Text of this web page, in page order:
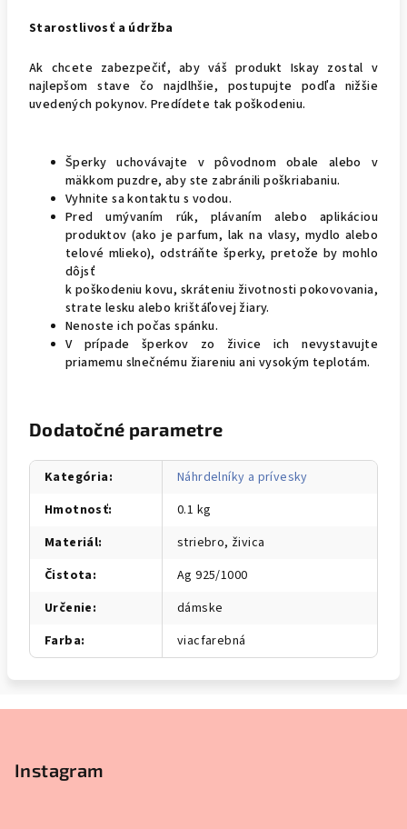
Starostlivosť a údržba
Ak chcete zabezpečiť, aby váš produkt Iskay zostal v
najlepšom stave čo najdlhšie, postupujte podľa nižšie
uvedených pokynov. Predídete tak poškodeniu.
Šperky uchovávajte v pôvodnom obale alebo v
mäkkom puzdre, aby ste zabránili poškriabaniu.
Vyhnite sa kontaktu s vodou.
Pred umývaním rúk, plávaním alebo aplikáciou
produktov (ako je parfum, lak na vlasy, mydlo alebo
telové mlieko), odstráňte šperky, pretože by mohlo
dôjsť
k poškodeniu kovu, skráteniu životnosti pokovovania,
strate lesku alebo krištáľovej žiary.
Nenoste ich počas spánku.
V prípade šperkov zo živice ich nevystavujte
priamemu slnečnému žiareniu ani vysokým teplotám.
Dodatočné parametre
Kategória:
Náhrdelníky a prívesky
Hmotnosť:
0.1 kg
Materiál:
striebro, živica
Čistota:
Ag 925/1000
Určenie:
dámske
Farba: viacfarebná
Instagram